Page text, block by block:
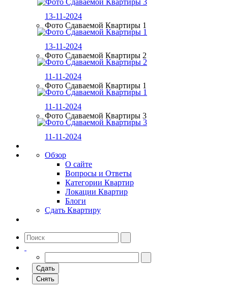
13-11-2024
Фото Сдаваемой Квартиры 1
13-11-2024
Фото Сдаваемой Квартиры 2
11-11-2024
Фото Сдаваемой Квартиры 1
11-11-2024
Фото Сдаваемой Квартиры 3
11-11-2024
Обзор
О сайте
Вопросы и Ответы
Категории Квартир
Локации Квартир
Блоги
Сдать Квартиру
Сдать
Снять